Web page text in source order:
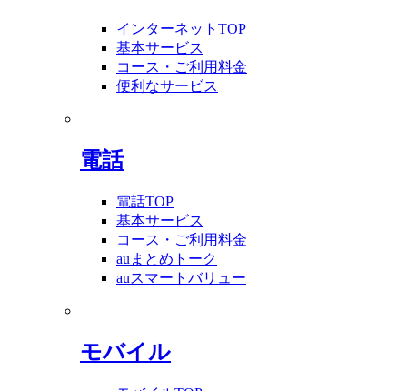
インターネットTOP
基本サービス
コース・ご利用料金
便利なサービス
電話
電話TOP
基本サービス
コース・ご利用料金
auまとめトーク
auスマートバリュー
モバイル